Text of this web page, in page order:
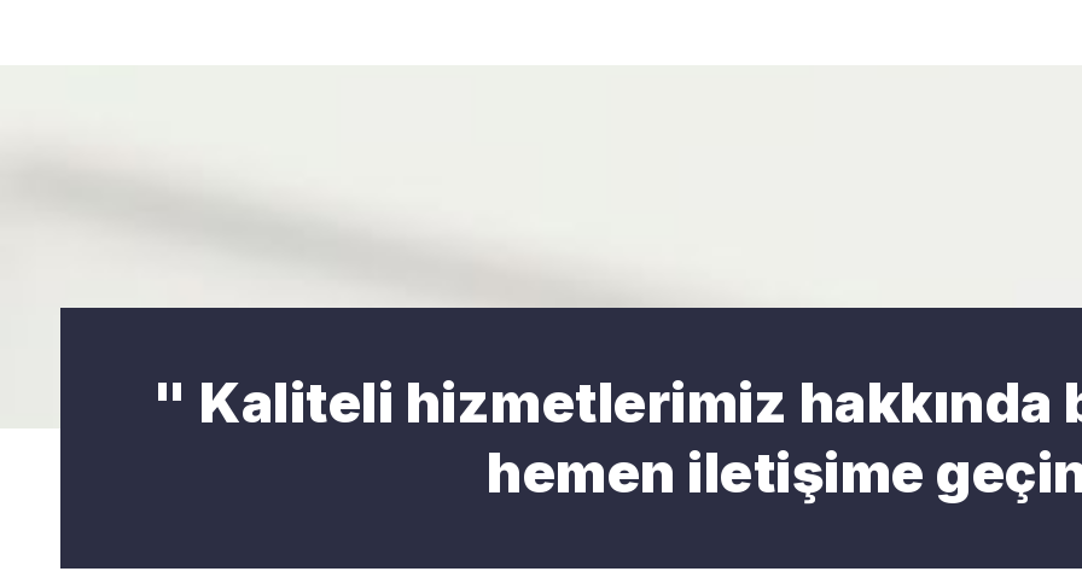
" Kaliteli hizmetlerimiz hakkında
hemen iletişime